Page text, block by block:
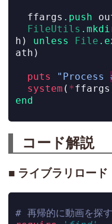
  ffargs
.push
FileUtils
h) unless File
ath)
puts "Process
system ( *
end
コード解説
ライブラリロード
# 再帰的に動画を探